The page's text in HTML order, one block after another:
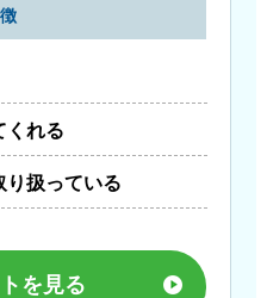
くれる
り扱っている
を見る